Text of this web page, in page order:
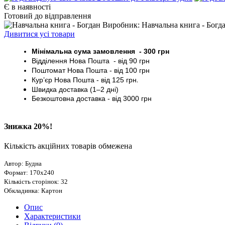
Є в наявності
Готовий до відправлення
Виробник: Навчальна книга -
Дивитися усі товари
Мінімальна сума замовлення - 300 грн
Відділення Нова Пошта - від 90 грн
ПоштоматНова Пошта - від 100 грн
Кур’єр Нова Пошта - від 125 грн.
Швидка доставка (1–2 дні)
Безкоштовна доставка - від 3000 грн
Знижка 20%!
Кількість акційних товарів обмежена
Автор: Будна
Формат: 170х240
Кількість сторінок: 32
Обкладинка: Картон
Опис
Характеристики